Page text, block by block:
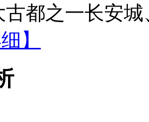
古都之一长安
】